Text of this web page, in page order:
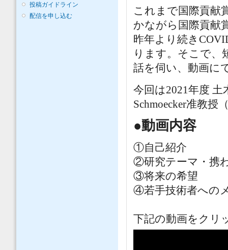
投稿ガイドライン
配信を申し込む
これまで国際貢献
かながら国際貢献
昨年より続き
ります。そこで、
話を伺い、動画に
今回は2021年度
Schmoecker准教授
●動画内容
①自己紹介
②研究テーマ・携
③将来の希望
④若手技術者への
下記の動画をクリ